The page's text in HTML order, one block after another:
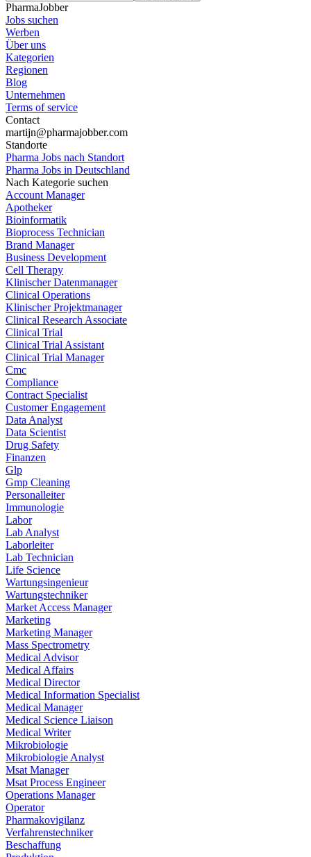
PharmaJobber
Jobs suchen
Werben
Über uns
Kategorien
Regionen
Blog
Unternehmen
Terms of service
Contact
martijn@pharmajobber.com
Standorte
Pharma Jobs nach Standort
Pharma Jobs in Deutschland
Nach Kategorie suchen
Account Manager
Apotheker
Bioinformatik
Bioprocess Technician
Brand Manager
Business Development
Cell Therapy
Klinischer Datenmanager
Clinical Operations
Klinischer Projektmanager
Clinical Research Associate
Clinical Trial
Clinical Trial Assistant
Clinical Trial Manager
Cmc
Compliance
Contract Specialist
Customer Engagement
Data Analyst
Data Scientist
Drug Safety
Finanzen
Glp
Gmp Cleaning
Personalleiter
Immunologie
Labor
Lab Analyst
Laborleiter
Lab Technician
Life Science
Wartungsingenieur
Wartungstechniker
Market Access Manager
Marketing
Marketing Manager
Mass Spectrometry
Medical Advisor
Medical Affairs
Medical Director
Medical Information Specialist
Medical Manager
Medical Science Liaison
Medical Writer
Mikrobiologie
Mikrobiologie Analyst
Msat Manager
Msat Process Engineer
Operations Manager
Operator
Pharmakovigilanz
Verfahrenstechniker
Beschaffung